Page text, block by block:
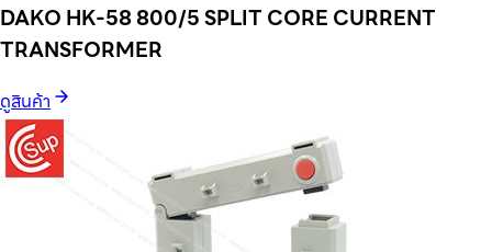
DAKO HK-58 800/5 SPLIT CORE CURRENT
TRANSFORMER
ดูสินค้า